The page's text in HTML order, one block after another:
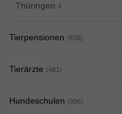
Thüringen 4
Tierpensionen (838)
Tierärzte (481)
Hundeschulen (996)